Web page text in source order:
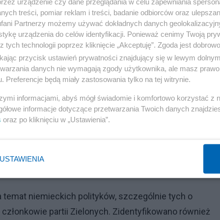
w tej sprawie, twierdząc, że Michał K.
i niezgodne z zasadami praworządności.
w kraju, który pretenduje do bycia wzorem
ekstradycyjnej, a sprawa budzi coraz więcej
o odkryciu rosyjskiej sieci dezinformacyjnej, która
parlamentarnych w Niemczech. Sieć, powiązana z
mieszkającym obecnie w Rosji, operuje za
niemieckich polityków, szczególnie tych o
partii Zielonych. Zidentyfikowano również
treści, pomiar reklam i treści, badanie odbiorców oraz
Partnerzy możemy używać dokładnych danych
urządzenia do celów identyfikacji. Ponieważ cenimy Twoją
tych technologii poprzez kliknięcie „Akceptuję”. Zgoda jest
przycisk ustawień prywatności znajdujący się w lewym
danych nie wymagają zgody użytkownika, ale masz
Preferencje będą miały zastosowania tylko na tej witrynie.
informacjami, abyś mógł świadomie i komfortowo korzystać z
informacje dotyczące przetwarzania Twoich danych
oraz po kliknięciu w „Ustawienia”.
USTAWIENIA